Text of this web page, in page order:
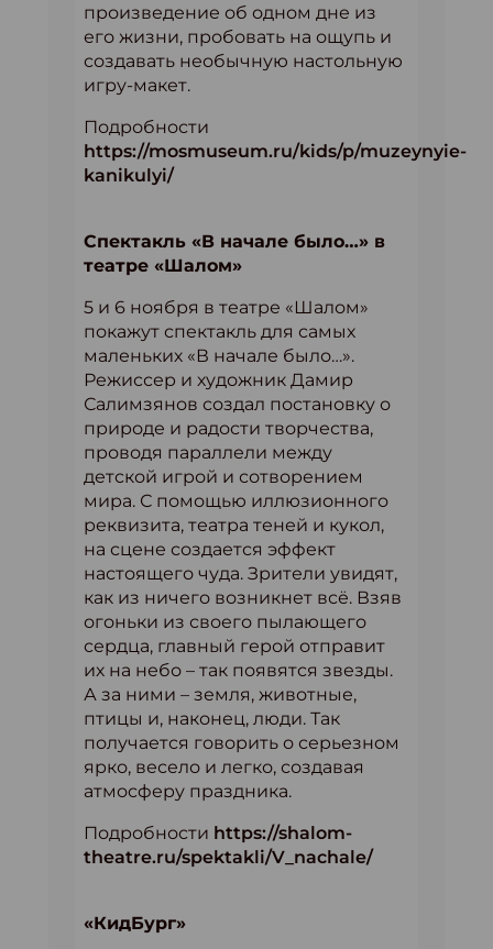
произведение об одном дне из
его жизни, пробовать на ощупь и
создавать необычную настольную
игру-макет.
Подробности
https://mosmuseum.ru/kids/p/muzeynyie-
kanikulyi/
Спектакль «В начале было…» в
театре «Шалом»
5 и 6 ноября в театре «Шалом»
покажут спектакль для самых
маленьких «В начале было…».
Режиссер и художник Дамир
Салимзянов создал постановку о
природе и радости творчества,
проводя параллели между
детской игрой и сотворением
мира. С помощью иллюзионного
реквизита, театра теней и кукол,
на сцене создается эффект
настоящего чуда. Зрители увидят,
как из ничего возникнет всё. Взяв
огоньки из своего пылающего
сердца, главный герой отправит
их на небо – так появятся звезды.
А за ними – земля, животные,
птицы и, наконец, люди. Так
получается говорить о серьезном
ярко, весело и легко, создавая
атмосферу праздника.
Подробности https://shalom-
theatre.ru/spektakli/V_nachale/
«КидБург»